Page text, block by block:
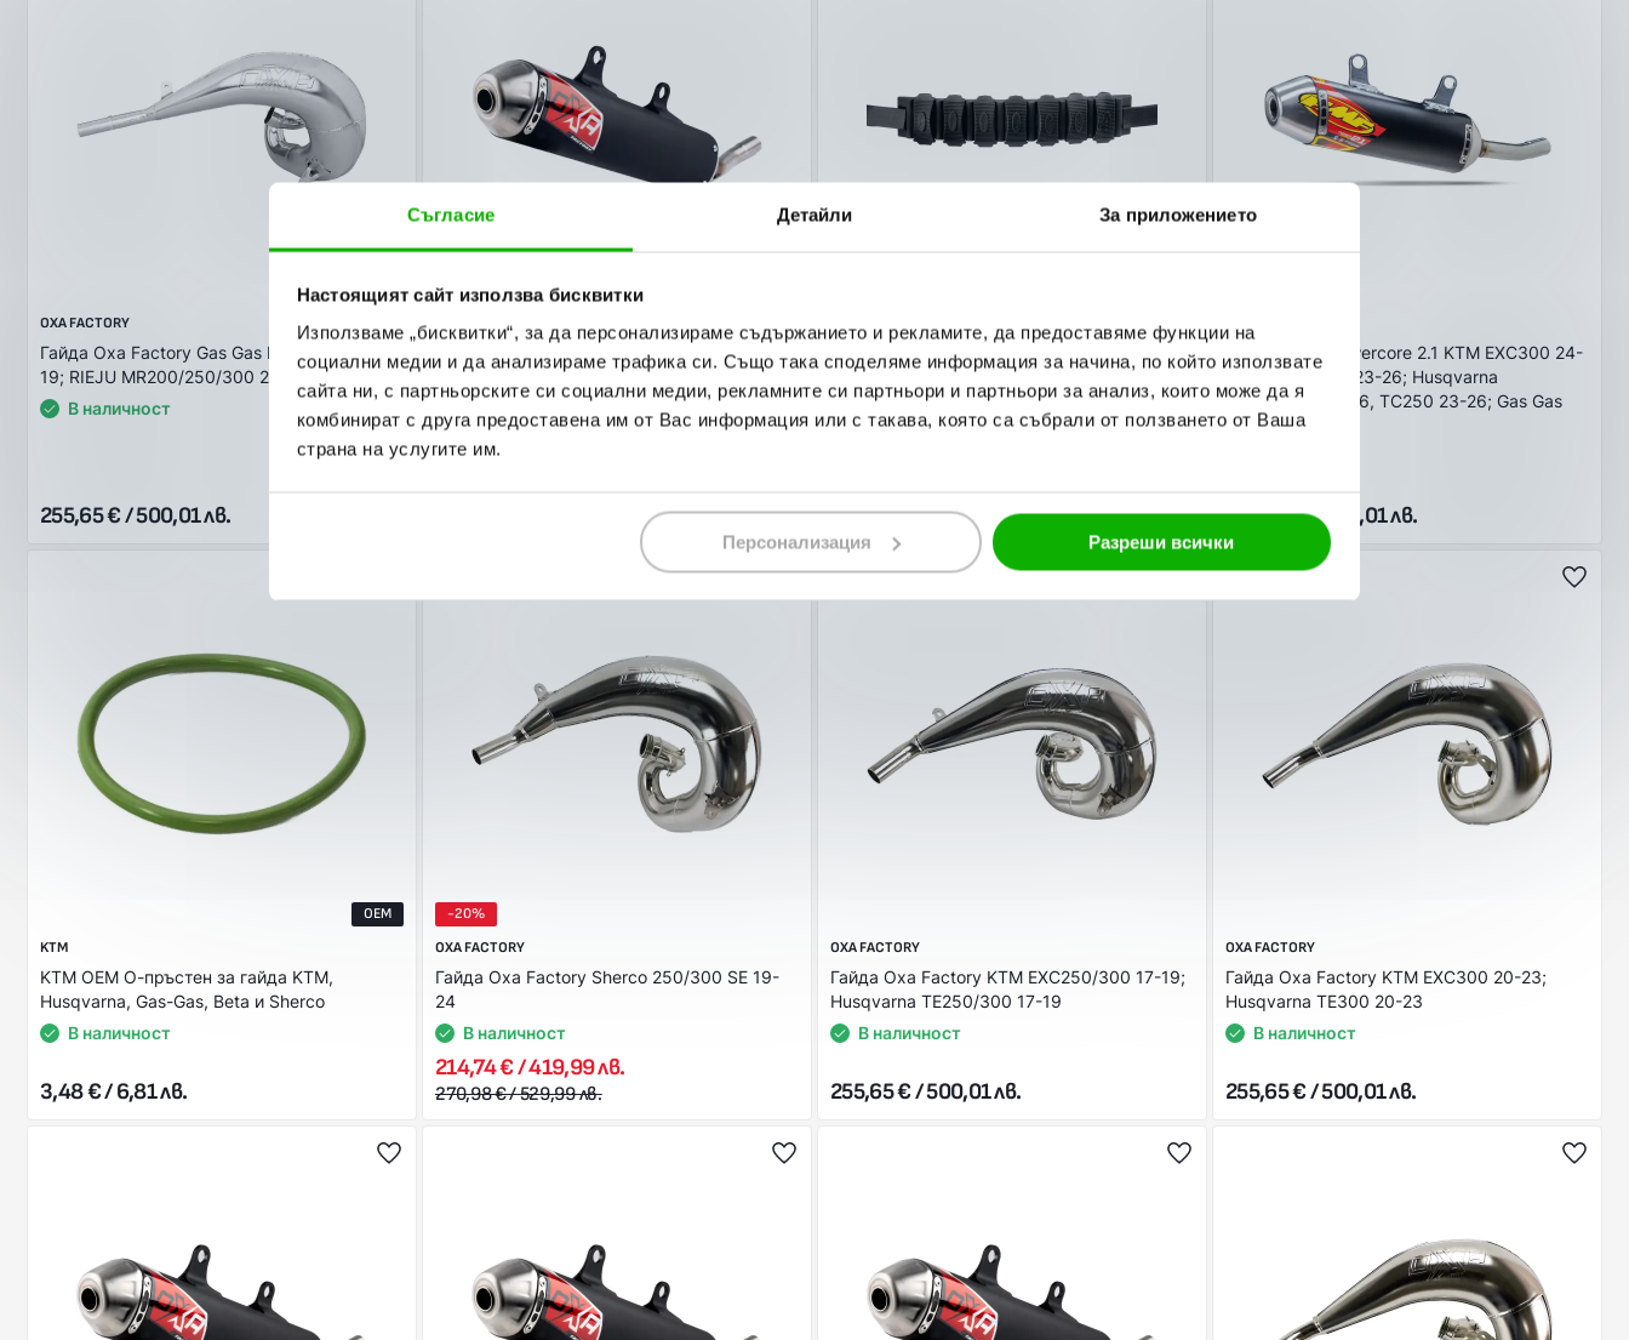
Съгласие Детайли За приложението
Настоящият сайт използва бисквитки
Използваме „бисквитки“, за да персонализираме съдържанието и рекламите, да предоставяме функции на
социални медии и да анализираме трафика си. Също така споделяме информация за начина, по който използвате
сайта ни, с партньорските си социални медии, рекламните си партньори и партньори за анализ, които може да я
комбинират с друга предоставена им от Вас информация или с такава, която са събрали от ползването от Ваша
страна на услугите им.
Персонализация Разреши всички
OXA FACTORY
Гайда Oxa Factory Gas Gas EC250-300 17-
19; RIEJU MR200/250/300 22-24
В наличност
255,65 € / 500,01 лв.
OXA FACTORY
Ауспух Оxa Factory Gas Gas EC250-300 17-
19; RIEJU MR200/250/300 22-24
В наличност
Протектор за ауспух за шосейни
мотоциклети черен
В наличност
58,80 € / 115,00 лв.
Ауспух FMF Powercore 2.1 KTM EXC300 24-
26, SX250-300 23-26; Husqvarna
TE250/300 24-26, TC250 23-26; Gas Gas
MC250 24-25
275,08 € / 538,01 лв.
OEM
KTM
KTM OEM О-пръстен за гайда KTM,
Husqvarna, Gas-Gas, Beta и Sherco
В наличност
3,48 € / 6,81 лв.
-20%
OXA FACTORY
Гайда Oxa Factory Sherco 250/300 SE 19-
24
В наличност
214,74 € / 419,99 лв.
270,98 € / 529,99 лв.
OXA FACTORY
Гайда Oxa Factory KTM EXC250/300 17-19;
Husqvarna TE250/300 17-19
В наличност
255,65 € / 500,01 лв.
OXA FACTORY
Гайда Oxa Factory KTM EXC300 20-23;
Husqvarna TE300 20-23
В наличност
255,65 € / 500,01 лв.